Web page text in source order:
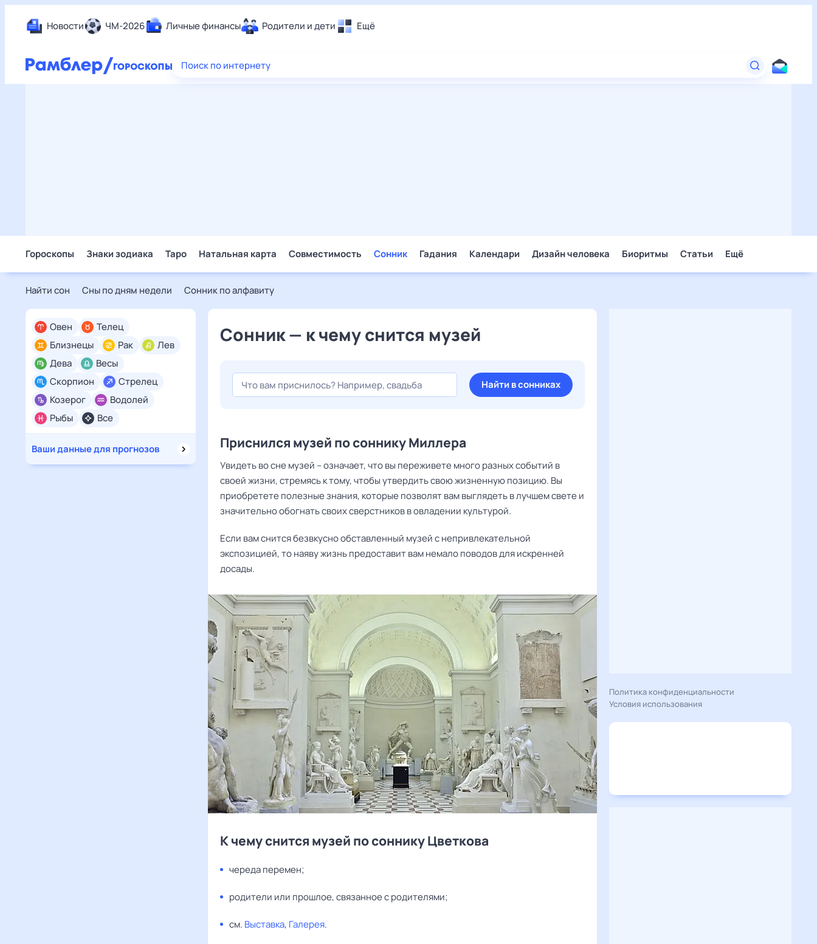
Новости ЧМ-2026 Личные финансы Родители и дети Ещё
Еда
Поиск по интернету
Гороскопы Знаки зодиака Таро Натальная карта Совместимость Сонник Гадания Календари Дизайн человека Биоритмы Статьи Ещё
Найти сон Сны по дням недели Сонник по алфавиту
Все
Овен
Телец
Близнецы
Рак
Лев
Дева
Весы
Скорпион
Стрелец
Козерог
Водолей
Рыбы
Ваши данные для прогнозов
Сонник — к чему снится музей
Найти в сонниках
Приснился музей по соннику Миллера
Увидеть во сне музей – означает, что вы переживете много разных событий в
своей жизни, стремясь к тому, чтобы утвердить свою жизненную позицию. Вы
приобретете полезные знания, которые позволят вам выглядеть в лучшем свете и
значительно обогнать своих сверстников в овладении культурой.
Если вам снится безвкусно обставленный музей с непривлекательной
экспозицией, то наяву жизнь предоставит вам немало поводов для искренней
досады.
К чему снится музей по соннику Цветкова
череда перемен;
родители или прошлое, связанное с родителями;
см. Выставка, Галерея.
Политика конфиденциальности
Условия использования